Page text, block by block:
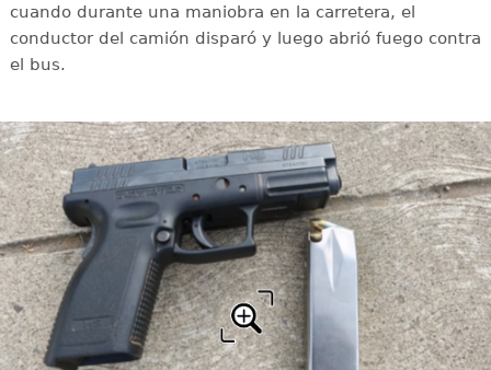
cuando durante una maniobra en la carretera, el
conductor del camión disparó y luego abrió fuego contra
el bus.